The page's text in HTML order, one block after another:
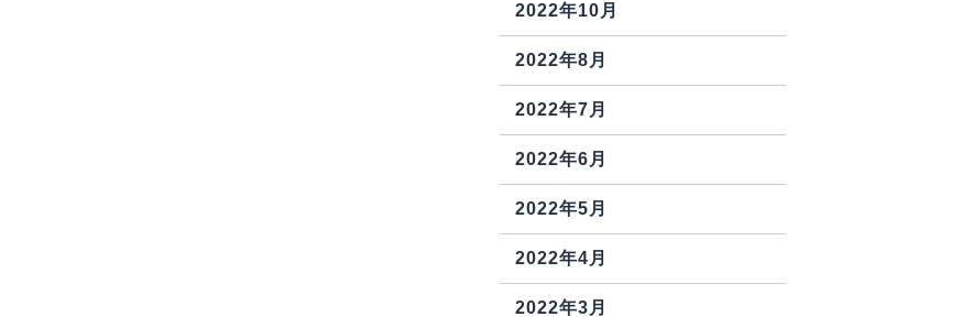
2022年10月
2022年8月
2022年7月
2022年6月
2022年5月
2022年4月
2022年3月